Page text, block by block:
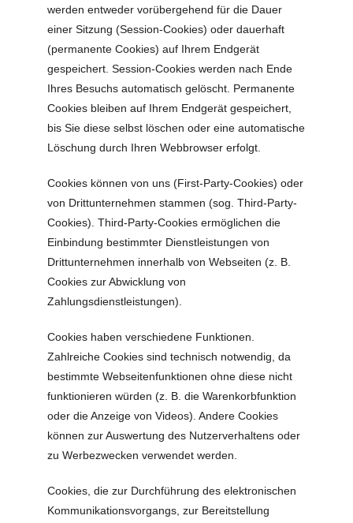
werden entweder vorübergehend für die Dauer
einer Sitzung (Session-Cookies) oder dauerhaft
(permanente Cookies) auf Ihrem Endgerät
gespeichert. Session-Cookies werden nach Ende
Ihres Besuchs automatisch gelöscht. Permanente
Cookies bleiben auf Ihrem Endgerät gespeichert,
bis Sie diese selbst löschen oder eine automatische
Löschung durch Ihren Webbrowser erfolgt.
Cookies können von uns (First-Party-Cookies) oder
von Drittunternehmen stammen (sog. Third-Party-
Cookies). Third-Party-Cookies ermöglichen die
Einbindung bestimmter Dienstleistungen von
Drittunternehmen innerhalb von Webseiten (z. B.
Cookies zur Abwicklung von
Zahlungsdienstleistungen).
Cookies haben verschiedene Funktionen.
Zahlreiche Cookies sind technisch notwendig, da
bestimmte Webseitenfunktionen ohne diese nicht
funktionieren würden (z. B. die Warenkorbfunktion
oder die Anzeige von Videos). Andere Cookies
können zur Auswertung des Nutzerverhaltens oder
zu Werbezwecken verwendet werden.
Cookies, die zur Durchführung des elektronischen
Kommunikationsvorgangs, zur Bereitstellung